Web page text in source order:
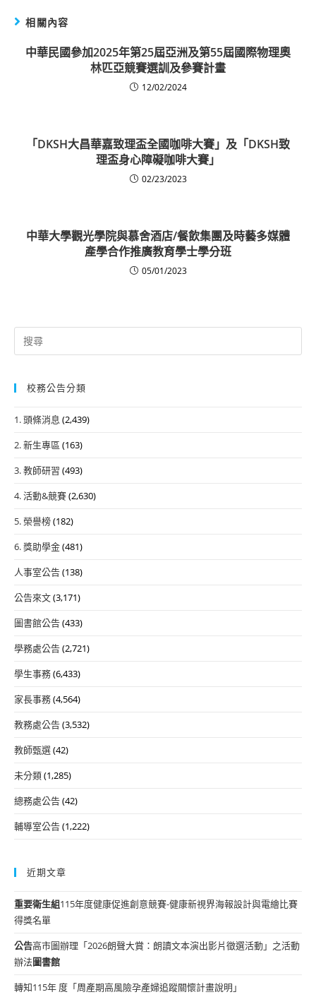
相關內容
中華民國參加2025年第25屆亞洲及第55屆國際物理奧
林匹亞競賽選訓及參賽計畫
12/02/2024
「DKSH大昌華嘉致理盃全國咖啡大賽」及「DKSH致
理盃身心障礙咖啡大賽」
02/23/2023
中華大學觀光學院與慕舍酒店/餐飲集團及時藝多媒體
產學合作推廣教育學士學分班
05/01/2023
Search
for:
校務公告分類
1. 頭條消息 (2,439)
2. 新生專區 (163)
3. 教師研習 (493)
4. 活動&競賽(2,630)
5. 榮譽榜(182)
6. 獎助學金(481)
人事室公告(138)
公告來文(3,171)
圖書館公告(433)
學務處公告(2,721)
學生事務(6,433)
家長事務(4,564)
教務處公告(3,532)
教師甄選(42)
未分類(1,285)
總務處公告(42)
輔導室公告(1,222)
近期文章
重要衛生組115年度健康促進創意競賽-健康新視界海報設計與電繪比賽
得獎名單
公告高市圖辦理「2026朗聲大賞：朗讀文本演出影片徵選活動」之活動
辦法圖書館
轉知115年 度「周產期高風險孕產婦追蹤關懷計畫說明」